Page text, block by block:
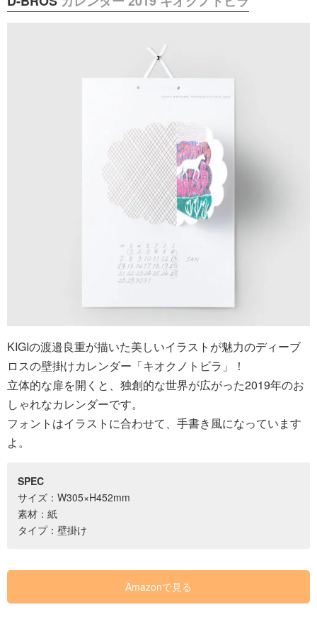
KIGIの渡邉良重が描いた美しいイラストが魅力のディーブ
ロスの壁掛けカレンダー「キオクノトビラ」！
立体的な扉を開くと、独創的な世界が広がった2019年のお
しゃれなカレンダーです。
フォントはイラストに合わせて、手書き風になっています
よ。
SPEC
サイズ：W305×H452mm
素材：紙
タイプ：壁掛け
Amazonで見る